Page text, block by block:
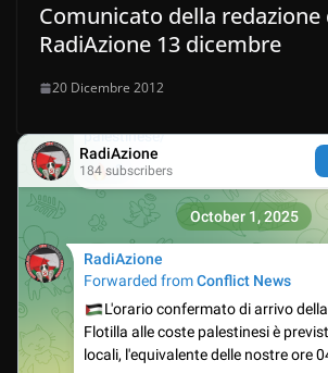
Comunicato della redazione
RadiAzione 13 dicembre
20 Dicembre 2012